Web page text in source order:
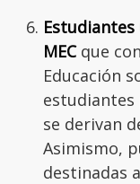
MEC que
Educación
estudiantes
se derivan
Asimismo,
destinadas